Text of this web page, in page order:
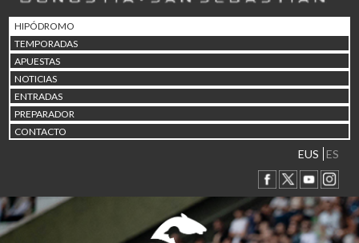
HIPÓDROMO
TEMPORADAS
APUESTAS
NOTICIAS
ENTRADAS
PREPARADOR
CONTACTO
EUS ES
15/08 17:05 Abuztuaren 15a / 15 de
23/08 17:30 Abuztuaren 23a / 23 de
30/08 17:30 Abuztuaren 30a / 30 de
02/09 11:15
06/09 17:30 Irailaren 6a / 6 de
Irailaren 13a / 13 de
30/09 11:30 Irailaren 30a / 30 de